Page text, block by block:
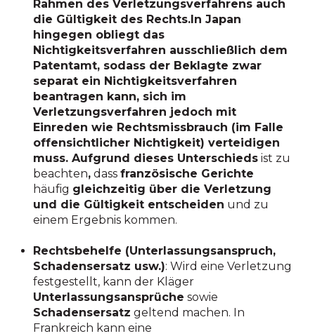
Rahmen des Verletzungsverfahrens auch
die Gültigkeit des Rechts.In Japan
hingegen obliegt das
Nichtigkeitsverfahren ausschließlich dem
Patentamt, sodass der Beklagte zwar
separat ein Nichtigkeitsverfahren
beantragen kann, sich im
Verletzungsverfahren jedoch mit
Einreden wie Rechtsmissbrauch (im Falle
offensichtlicher Nichtigkeit) verteidigen
muss. Aufgrund dieses Unterschieds ist zu
beachten, dassfranzösische Gerichte
häufig gleichzeitig über die Verletzung
und die Gültigkeit entscheiden und zu
einem Ergebnis kommen.
Rechtsbehelfe (Unterlassungsanspruch,
Schadensersatz usw.): Wird eine Verletzung
festgestellt, kann der Kläger
Unterlassungsansprüche sowie
Schadensersatz geltend machen. In
Frankreich kann eine